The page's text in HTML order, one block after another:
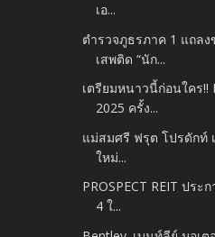
เอ...
ตำรวจภูธรภาค 1 แถล
เสพติด “นัก...
เตรียมหนาวนี้ก่อนใคร!!
2025 ครั้ง...
แม่สมศรี ฟรุต โปรดักท์
ใหม่...
PROSPECT REIT ปร
4 ใ...